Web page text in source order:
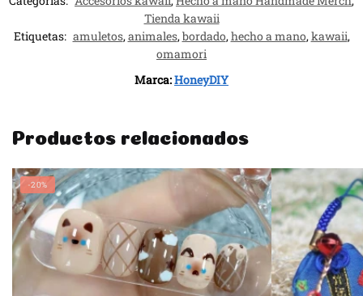
Tienda kawaii
Etiquetas: amuletos,animales,bordado,hecho a mano,kawaii,
omamori
Marca:HoneyDIY
Productos relacionados
-20%